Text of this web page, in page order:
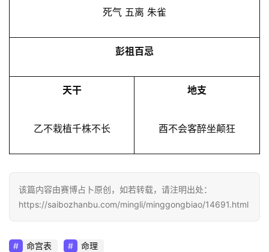
死气 五离 朱雀
彭祖百忌
天干
乙不栽植千株不长
地支
酉不会客醉坐颠狂
该篇内容由赛博占卜原创，如若转载，请注明出处：
https://saibozhanbu.com/mingli/minggongbiao/14691.html
命宫表 命理